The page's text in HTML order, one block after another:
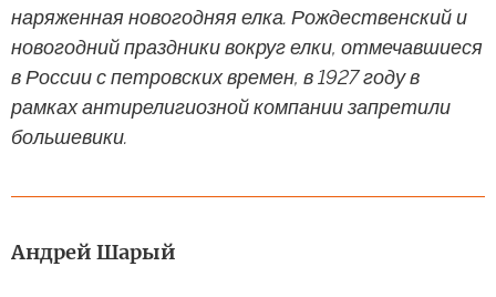
наряженная новогодняя елка. Рождественский и
новогодний праздники вокруг елки, отмечавшиеся
в России с петровских времен, в 1927 году в
рамках антирелигиозной компании запретили
большевики.
Андрей Шарый